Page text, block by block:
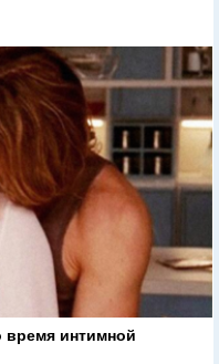
интимной